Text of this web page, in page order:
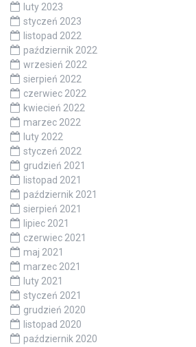
luty 2023
styczeń 2023
listopad 2022
październik 2022
wrzesień 2022
sierpień 2022
czerwiec 2022
kwiecień 2022
marzec 2022
luty 2022
styczeń 2022
grudzień 2021
listopad 2021
październik 2021
sierpień 2021
lipiec 2021
czerwiec 2021
maj 2021
marzec 2021
luty 2021
styczeń 2021
grudzień 2020
listopad 2020
październik 2020